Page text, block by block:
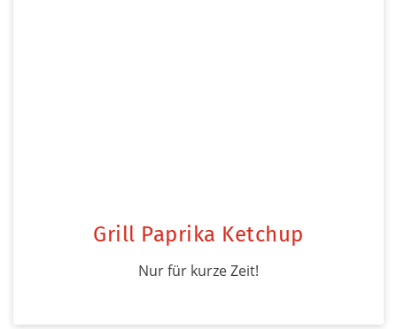
Grill Paprika Ketchup
Nur für kurze Zeit!